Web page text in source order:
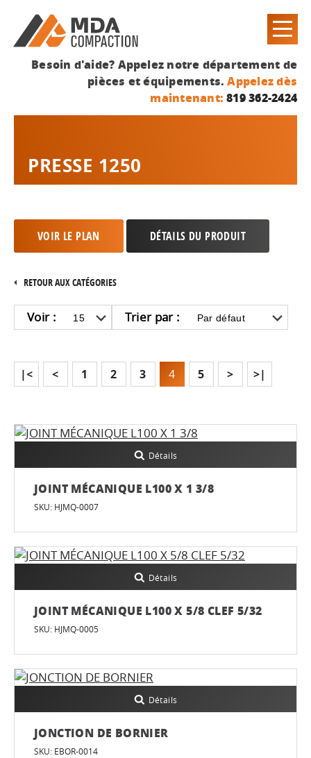
Besoin d'aide? Appelez notre département de
pièces et équipements.Appelez dès
maintenant: 819 362-2424
PRESSE 1250
VOIR LE PLAN DÉTAILS DU PRODUIT
RETOUR AUX CATÉGORIES
Trier par :
Voir :
|< < 1 2 3 4 5 > >|
Détails
JOINT MÉCANIQUE L100 X 1 3/8
SKU: HJMQ-0007
Détails
JOINT MÉCANIQUE L100 X 5/8 CLEF 5/32
SKU: HJMQ-0005
Détails
JONCTION DE BORNIER
SKU: EBOR-0014